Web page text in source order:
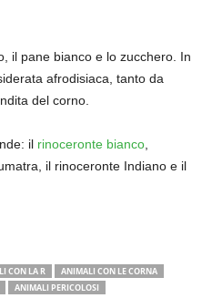
il pane bianco e lo zucchero. In
afrodisiaca, tanto da
del corno.
il rinoceronte bianco
il rinoceronte Indiano e il
CON LA R
ANIMALI CON LE CORNA
ANIMALI PERICOLOSI